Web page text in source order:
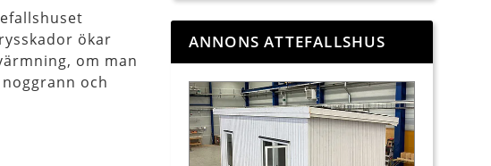
ökar
om man
och
ANNONS ATTEFALLSHUS